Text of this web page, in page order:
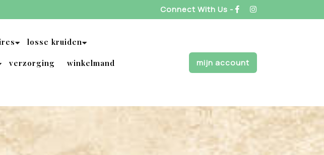
Connect With Us -
losse kruiden
verzorging winkelmand mijn account